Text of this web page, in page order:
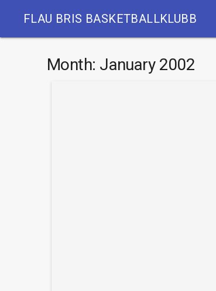
FLAU BRIS BASKETBALLKLUBB
Month: January 2002